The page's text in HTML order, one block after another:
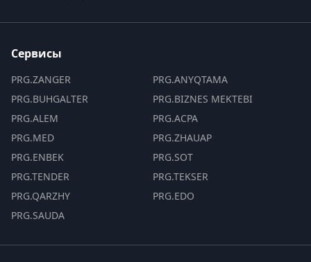
Сервисы
PRG.ZANGER
PRG.BUHGALTER
PRG.ALEM
PRG.MED
PRG.ENBEK
PRG.TENDER
PRG.QARZHY
PRG.SAUDA
PRG.ANYQTAMA
PRG.BIZNES MEKTEBI
PRG.ACPA
PRG.ZHAUAP
PRG.SOT
PRG.TEKSER
PRG.EDO